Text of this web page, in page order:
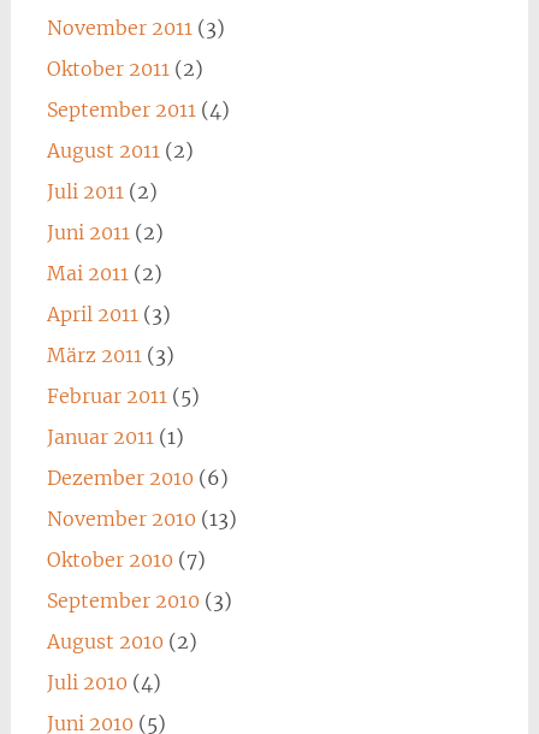
November 2011 (3)
Oktober 2011 (2)
September 2011 (4)
August 2011 (2)
Juli 2011 (2)
Juni 2011 (2)
Mai 2011 (2)
April 2011 (3)
März 2011 (3)
Februar 2011 (5)
Januar 2011 (1)
Dezember 2010 (6)
November 2010 (13)
Oktober 2010 (7)
September 2010 (3)
August 2010 (2)
Juli 2010 (4)
Juni 2010 (5)